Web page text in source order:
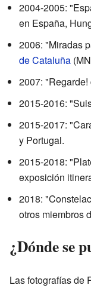
2004-2005:
en España,
2006: "Miradas
de Cataluña
2007:
2015-2016:
2015-2017:
y Portugal.
2015-2018:
exposición
2018:
otros miembros
¿Dónde se
Las fotografías de